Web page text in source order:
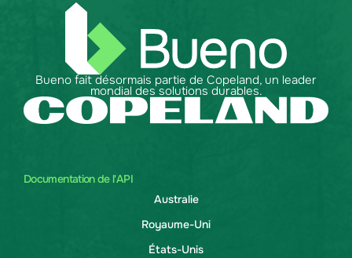
Documentation de l'API
Australie
Royaume-Uni
États-Unis
Bueno fait désormais partie de Copeland, un leader
mondial des solutions durables.